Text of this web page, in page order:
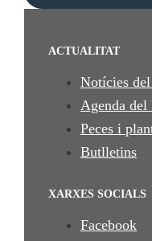
ACTUALITAT
Notícies
Agenda
Peces i
Butlletins
XARXES SOCIALS
Facebook